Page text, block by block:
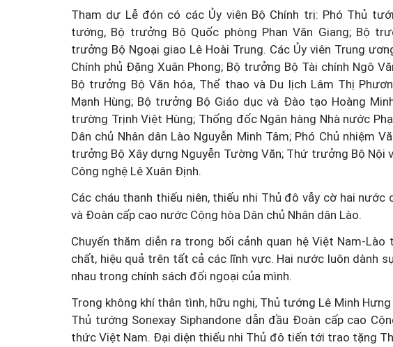
Tham dự Lễ đón có các Ủy viên Bộ Chính trị: Phó Thủ
tướng, Bộ trưởng Bộ Quốc phòng Phan Văn Giang; Bộ
trưởng Bộ Ngoại giao Lê Hoài Trung. Các Ủy viên Trung
Chính phủ Đặng Xuân Phong; Bộ trưởng Bộ Tài chính Ngô
Bộ trưởng Bộ Văn hóa, Thể thao và Du lịch Lâm Thị
Mạnh Hùng; Bộ trưởng Bộ Giáo dục và Đào tạo Hoàng
trường Trịnh Việt Hùng; Thống đốc Ngân hàng Nhà nước
Dân chủ Nhân dân Lào Nguyễn Minh Tâm; Phó Chủ nhiệm
trưởng Bộ Xây dựng Nguyễn Tường Văn; Thứ trưởng Bộ Nội
Công nghệ Lê Xuân Định.
Các cháu thanh thiếu niên, thiếu nhi Thủ đô vẫy cờ hai
và Đoàn cấp cao nước Cộng hòa Dân chủ Nhân dân Lào.
Chuyến thăm diễn ra trong bối cảnh quan hệ Việt Nam-
chất, hiệu quả trên tất cả các lĩnh vực. Hai nước luôn dành
nhau trong chính sách đối ngoại của mình.
Trong không khí thân tình, hữu nghị, Thủ tướng Lê Minh
Thủ tướng Sonexay Siphandone dẫn đầu Đoàn cấp cao
thức Việt Nam. Đại diện thiếu nhi Thủ đô tiến tới trao tặng